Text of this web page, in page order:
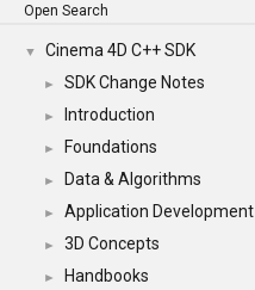
Open Search
▼ Cinema 4D C++ SDK
► SDK Change Notes
► Introduction
► Foundations
► Data & Algorithms
► Application Development
► 3D Concepts
► Handbooks